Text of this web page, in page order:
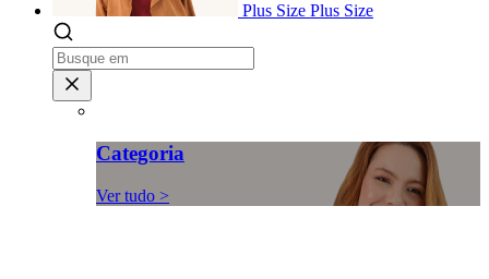
Plus Size Plus Size
Categoria
Ver tudo >